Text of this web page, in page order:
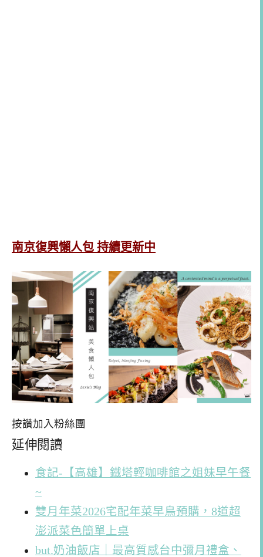
南京復興懶人包 持續更新中
按讚加入粉絲團
延伸閱讀
食記-【高雄】鐵塔輕咖啡館之姐妹早午餐
~
雙月年菜2026宅配年菜早鳥預購，8道超
澎派菜色簡單上桌
but.奶油飯店｜最高質感台中彌月禮盒、